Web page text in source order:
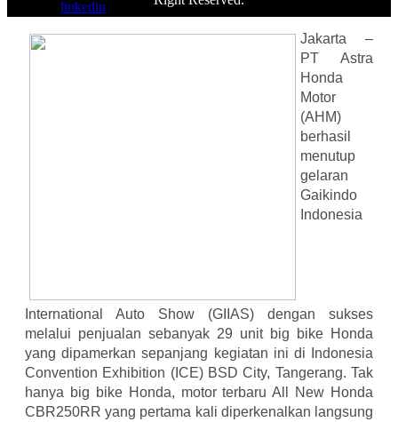
linkedin
Jakarta –
PT Astra
Honda
Motor
(AHM)
berhasil
menutup
gelaran
Gaikindo
Indonesia
International Auto Show (GIIAS) dengan sukses
melalui penjualan sebanyak 29 unit big bike Honda
yang dipamerkan sepanjang kegiatan ini di Indonesia
Convention Exhibition (ICE) BSD City, Tangerang. Tak
hanya big bike Honda, motor terbaru All New Honda
CBR250RR yang pertama kali diperkenalkan langsung